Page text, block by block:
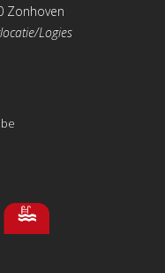
Zonhoven
Logies